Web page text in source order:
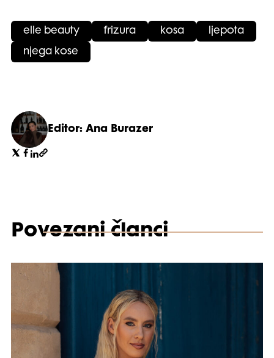
elle beauty frizura kosa ljepota
njega kose
Editor: Ana Burazer
Povezani članci